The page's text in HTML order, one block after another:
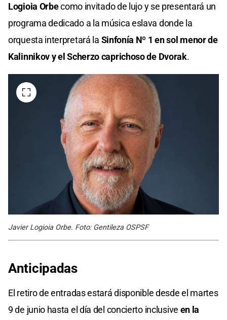
Logioia Orbecomo invitado de lujo y se presentará un
programa dedicado a la música eslava donde la
orquesta interpretará la Sinfonía Nº 1 en sol menor de
Kalinnikov y el Scherzo caprichoso de Dvorak.
Javier Logioia Orbe. Foto: Gentileza OSPSF
Anticipadas
El retiro de entradas estará disponible desde el martes
9 de junio hasta el día del concierto inclusive en la